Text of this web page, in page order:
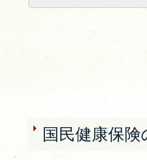
国民健康保